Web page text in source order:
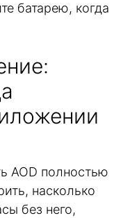
батарею, когда
AOD полностью
насколько
без него,